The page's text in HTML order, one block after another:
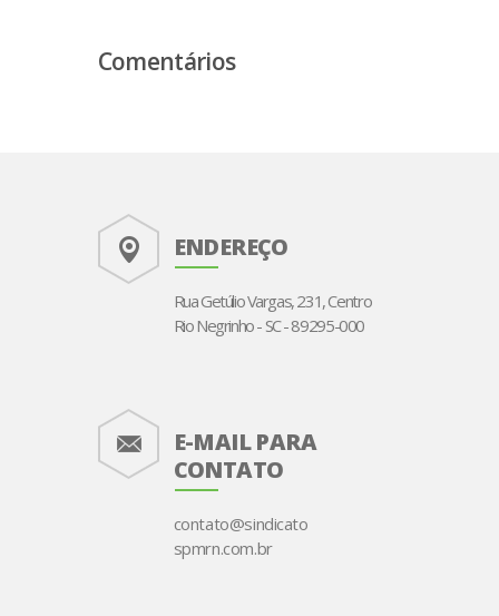
Comentários
ENDEREÇO
Rua Getúlio Vargas, 231, Centro
Rio Negrinho - SC - 89295-000
E-MAIL PARA
CONTATO
contato@sindicato
spmrn.com.br